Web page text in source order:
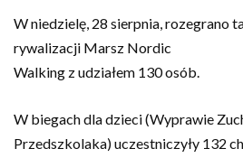
W niedzielę, 28 sierpnia, rozegrano
rywalizacji Marsz Nordic
Walking z udziałem 130 osób.
W biegach dla dzieci (Wyprawie
Przedszkolaka) uczestniczyły 132